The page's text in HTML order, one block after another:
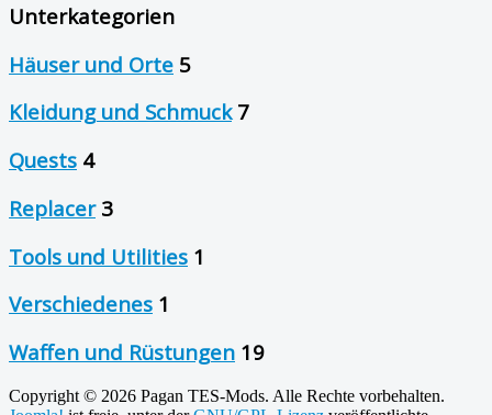
Unterkategorien
Häuser und Orte 5
Kleidung und Schmuck 7
Quests 4
Replacer 3
Tools und Utilities 1
Verschiedenes 1
Waffen und Rüstungen 19
Copyright © 2026 Pagan TES-Mods. Alle Rechte vorbehalten.